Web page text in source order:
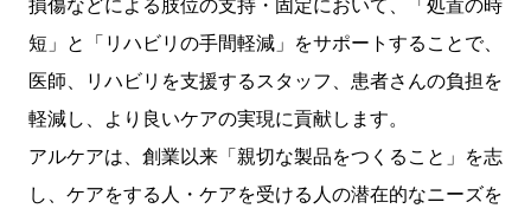
短」と「リハビリの手間軽減」をサポートすることで、
医師、リハビリを支援するスタッフ、患者さんの負担を
軽減し、より良いケアの実現に貢献します。
アルケアは、創業以来「親切な製品をつくること」を志
し、ケアをする人・ケアを受ける人の潜在的なニーズを